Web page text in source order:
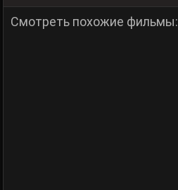
Смотреть похожие фильмы: